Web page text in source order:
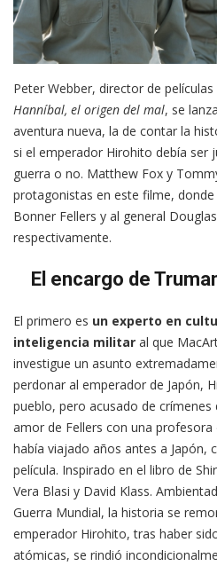
Peter Webber, director de
Hanníbal, el origen del mal, se
aventura nueva, la de contar la
si el emperador Hirohito debía ser
guerra o no. Matthew Fox y
protagonistas en este filme,
Bonner Fellers y al general
respectivamente.
El encargo de
El primero es un experto en
inteligencia militar al que
investigue un asunto
perdonar al emperador de Japón,
pueblo, pero acusado de crímenes
amor de Fellers con una profesora
había viajado años antes a Japón,
película. Inspirado en el libro de
Vera Blasi y David Klass.
Guerra Mundial, la historia se
emperador Hirohito, tras haber
atómicas, se rindió